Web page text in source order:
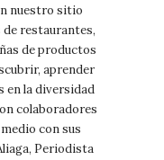
nuestro sitio
restaurantes,
de productos
aprender
en la diversidad
colaboradores
con sus
Periodista